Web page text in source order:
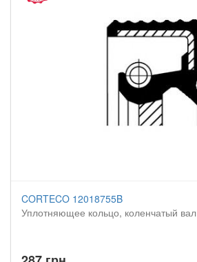
CORTECO 12018755B
Уплотняющее кольцо, коленчатый вал